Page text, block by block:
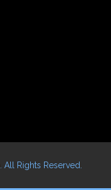
. All Rights Reserved.